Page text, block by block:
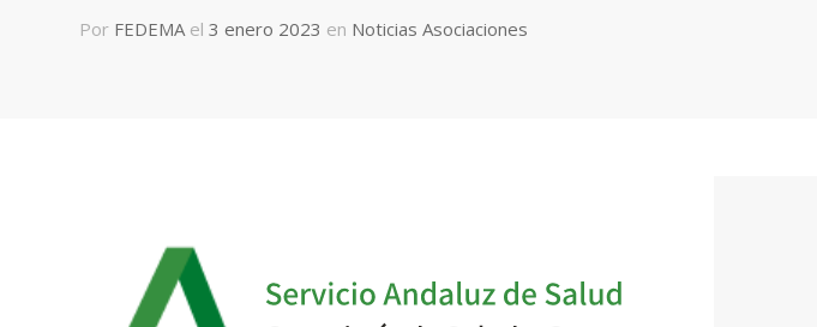
Por FEDEMA el 3 enero 2023 en Noticias Asociaciones